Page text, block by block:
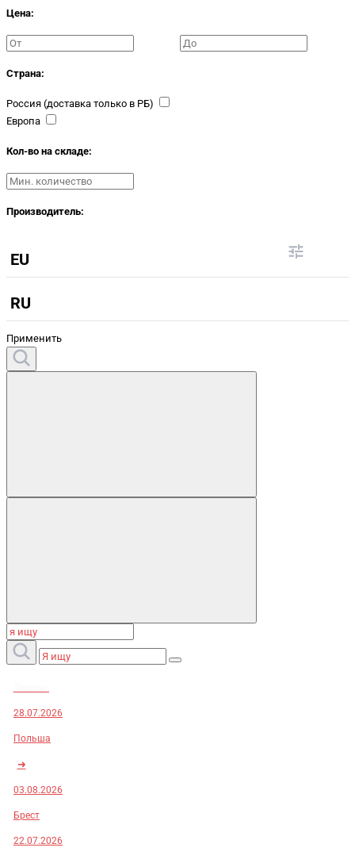
Цена:
Страна:
Россия (доставка только в РБ)
Европа
Кол-во на складе:
Производитель:
EU
RU
Применить
28.07.2026
Польша
➜
03.08.2026
Брест
22.07.2026